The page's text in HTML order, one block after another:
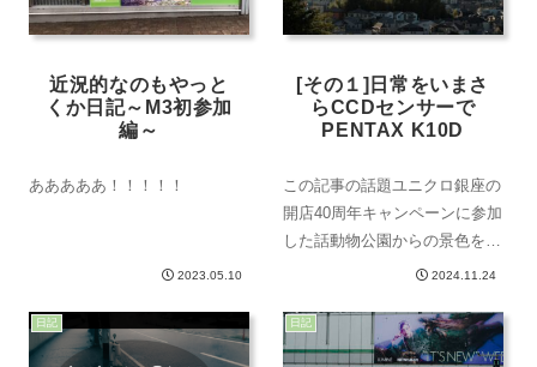
近況的なのもやっと
くか日記～M3初参加
編～
あああああ！！！！！
2023.05.10
[その１]日常をいまさ
らCCDセンサーで
PENTAX K10D
この記事の話題ユニクロ銀座の
開店40周年キャンペーンに参加
した話動物公園からの景色を楽
しんだ話撮影機材2週間前に購
に私の生活を華やかにした。ど
こへ行くにしても、小型のミラ
2024.11.24
日記 日記